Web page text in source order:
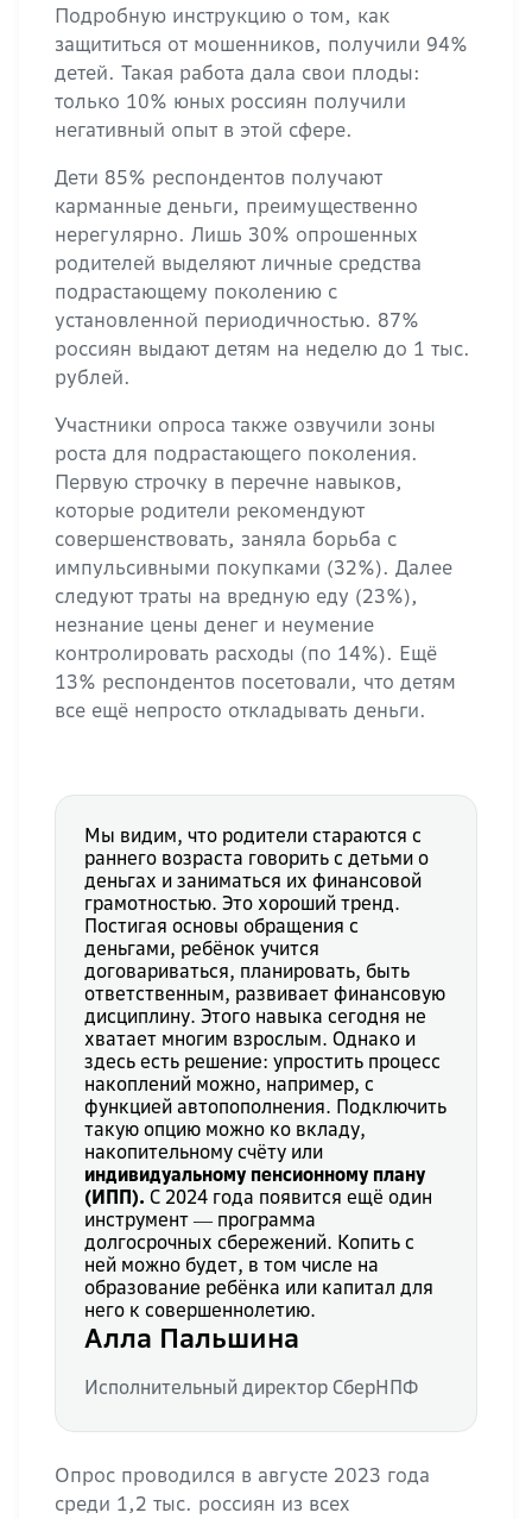
Подробную инструкцию о том, как
защититься от мошенников, получили 94%
детей. Такая работа дала свои плоды:
только 10% юных россиян получили
негативный опыт в этой сфере.
Дети 85% респондентов получают
карманные деньги, преимущественно
нерегулярно. Лишь 30% опрошенных
родителей выделяют личные средства
подрастающему поколению с
установленной периодичностью. 87%
россиян выдают детям на неделю до 1 тыс.
рублей.
Участники опроса также озвучили зоны
роста для подрастающего поколения.
Первую строчку в перечне навыков,
которые родители рекомендуют
совершенствовать, заняла борьба с
импульсивными покупками (32%). Далее
следуют траты на вредную еду (23%),
незнание цены денег и неумение
контролировать расходы (по 14%). Ещё
13% респондентов посетовали, что детям
все ещё непросто откладывать деньги.
Мы видим, что родители стараются с
раннего возраста говорить с детьми о
деньгах и заниматься их финансовой
грамотностью. Это хороший тренд.
Постигая основы обращения с
деньгами, ребёнок учится
договариваться, планировать, быть
ответственным, развивает финансовую
дисциплину. Этого навыка сегодня не
хватает многим взрослым. Однако и
здесь есть решение: упростить процесс
накоплений можно, например, с
функцией автопополнения. Подключить
такую опцию можно ко вкладу,
накопительному счёту или
индивидуальному пенсионному плану
(ИПП). С 2024 года появится ещё один
инструмент ― программа
долгосрочных сбережений. Копить с
ней можно будет, в том числе на
образование ребёнка или капитал для
него к совершеннолетию.
Алла Пальшина
Исполнительный директор СберНПФ
Опрос проводился в августе 2023 года
среди 1,2 тыс. россиян из всех